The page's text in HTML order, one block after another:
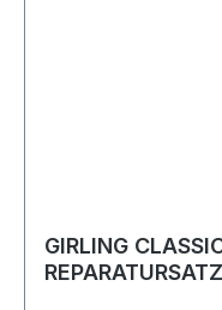
GIRLING
REPARATURSATZ